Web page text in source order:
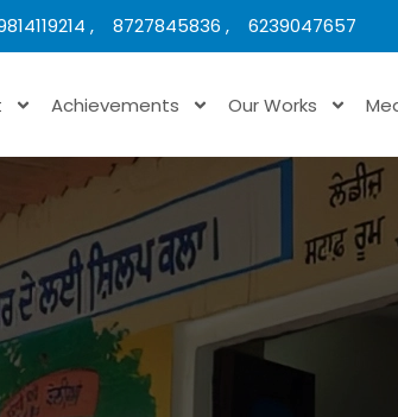
, 8727845836 , 6239047657
Achievements Our Works